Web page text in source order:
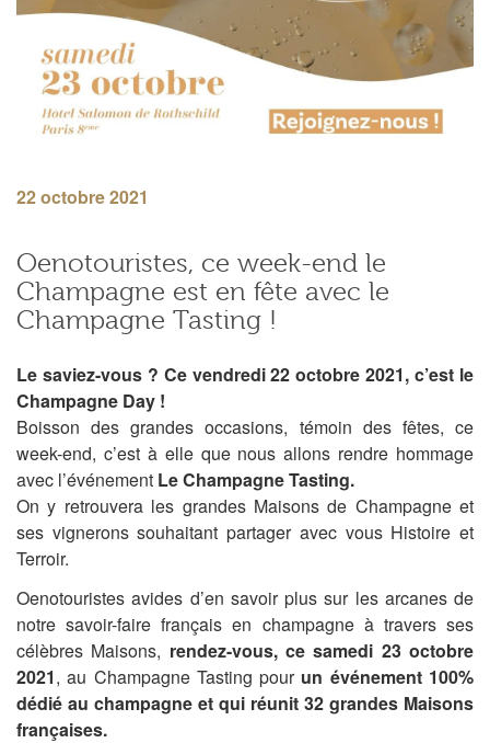
22 octobre 2021
Oenotouristes, ce week-end le
Champagne est en fête avec le
Champagne Tasting !
Le saviez-vous ? Ce vendredi 22 octobre 2021, c’est le
Champagne Day !
Boisson des grandes occasions, témoin des fêtes, ce
week-end, c’est à elle que nous allons rendre hommage
avec l’événement LeChampagne Tasting.
On y retrouvera les grandes Maisons de Champagne et
ses vignerons souhaitant partager avec vous Histoire et
Terroir.
Oenotouristes avides d’en savoir plus sur les arcanes de
notre savoir-faire français en champagne à travers ses
célèbres Maisons, rendez-vous, ce samedi 23 octobre
2021, au Champagne Tasting pour un événement 100%
dédié au champagne et qui réunit 32 grandes Maisons
françaises.